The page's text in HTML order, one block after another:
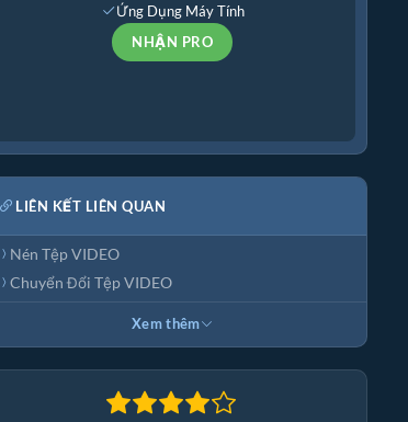
Ứng Dụng Máy Tính
NHẬN PRO
LIÊN KẾT LIÊN QUAN
Nén Tệp VIDEO
Chuyển Đổi Tệp VIDEO
Xem thêm